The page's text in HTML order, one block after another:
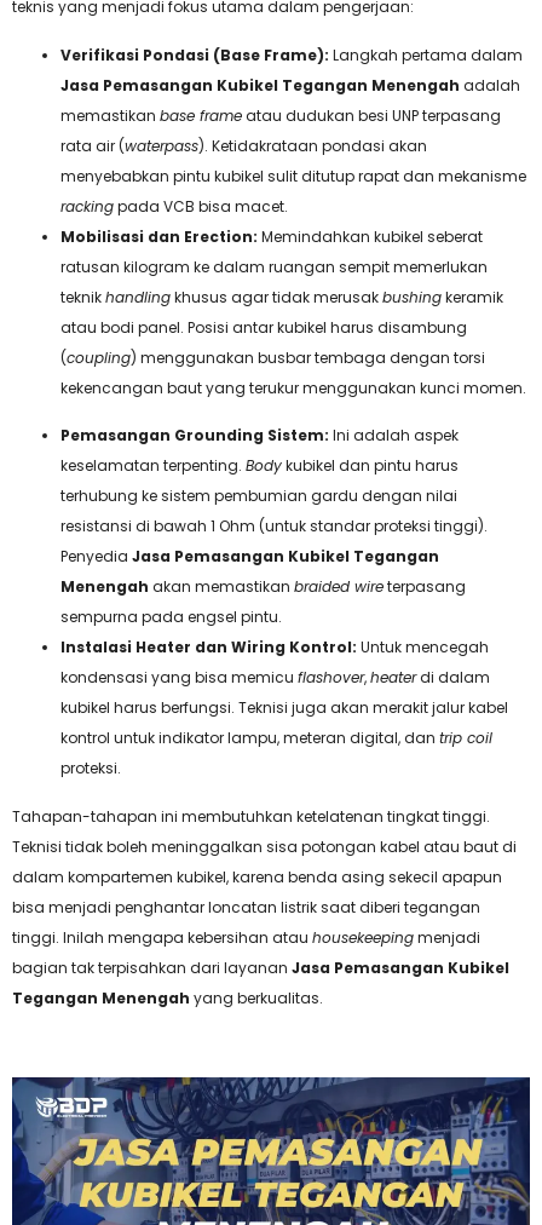
teknis yang menjadi fokus utama dalam pengerjaan:
Verifikasi Pondasi (Base Frame): Langkah pertama dalam
Jasa Pemasangan Kubikel Tegangan Menengah adalah
memastikan base frameatau dudukan besi UNP terpasang
rata air (waterpass). Ketidakrataan pondasi akan
menyebabkan pintu kubikel sulit ditutup rapat dan mekanisme
rackingpada VCB bisa macet.
Mobilisasi dan Erection: Memindahkan kubikel seberat
ratusan kilogram ke dalam ruangan sempit memerlukan
teknikhandlingkhusus agar tidak merusakbushingkeramik
atau bodi panel. Posisi antar kubikel harus disambung
(coupling) menggunakan busbar tembaga dengan torsi
kekencangan baut yang terukur menggunakan kunci momen.
Pemasangan Grounding Sistem: Ini adalah aspek
keselamatan terpenting. Bodykubikel dan pintu harus
terhubung ke sistem pembumian gardu dengan nilai
resistansi di bawah 1 Ohm (untuk standar proteksi tinggi).
Penyedia Jasa Pemasangan Kubikel Tegangan
Menengah akan memastikan braided wireterpasang
sempurna pada engsel pintu.
Instalasi Heater dan Wiring Kontrol: Untuk mencegah
kondensasi yang bisa memicu flashover,heaterdi dalam
kubikel harus berfungsi. Teknisi juga akan merakit jalur kabel
kontrol untuk indikator lampu, meteran digital, dan trip coil
proteksi.
Tahapan-tahapan ini membutuhkan ketelatenan tingkat tinggi.
Teknisi tidak boleh meninggalkan sisa potongan kabel atau baut di
dalam kompartemen kubikel, karena benda asing sekecil apapun
bisa menjadi penghantar loncatan listrik saat diberi tegangan
tinggi. Inilah mengapa kebersihan atau housekeepingmenjadi
bagian tak terpisahkan dari layanan Jasa Pemasangan Kubikel
Tegangan Menengah yang berkualitas.